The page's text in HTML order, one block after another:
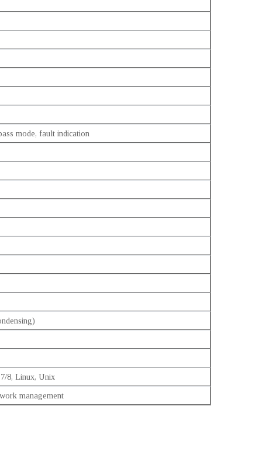
mode, fault indication
8, Linux, Unix
management